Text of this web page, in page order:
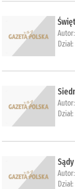
Dział:
Autor:
Dział:
Autor:
Dział: